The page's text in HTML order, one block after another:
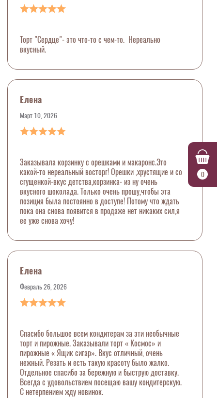
0
Торт "Сердце"- это что-то с чем-то. Нереально
вкусный.
Елена
Март 10, 2026
Заказывала корзинку с орешками и макаронс.Это
какой-то нереальный восторг! Орешки ,хрустящие и со
сгущенкой-вкус детства,корзинка- из ну очень
вкусного шоколада. Только очень прошу,чтобы эта
позиция была постоянно в доступе! Потому что ждать
пока она снова появится в продаже нет никаких сил,я
ее уже снова хочу!
Елена
Февраль 26, 2026
Спасибо большое всем кондитерам за эти необычные
торт и пирожные. Заказывали торт « Космос» и
пирожные « Ящик сигар». Вкус отличный, очень
нежный. Резать и есть такую красоту было жалко.
Отдельное спасибо за бережную и быструю доставку.
Всегда с удовольствием посещаю вашу кондитерскую.
С нетерпением жду новинок.